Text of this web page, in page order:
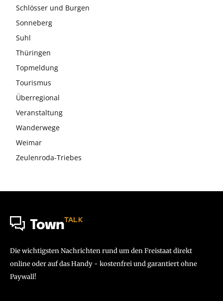
Schlösser und Burgen
Sonneberg
Suhl
Thüringen
Topmeldung
Tourismus
Überregional
Veranstaltung
Wanderwege
Weimar
Zeulenroda-Triebes
TownTALK
Die wichtigsten Nachrichten rund um den Freistaat direkt
online oder auf das Handy - kostenfrei und garantiert ohne
Paywall!